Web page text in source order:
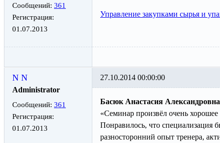
Сообщений: 361
Регистрация:
01.07.2013
Управление закупками сырья и
N N
Administrator
Сообщений: 361
Регистрация:
01.07.2013
27.10.2014 00:00:00
Басюк Анастасия
«Семинар произвёл очень
Понравилось, что специализация
разносторонний опыт тренера,